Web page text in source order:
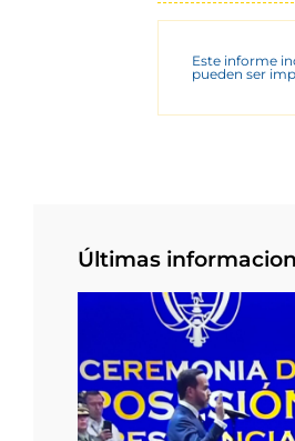
Este informe
pueden ser
Últimas